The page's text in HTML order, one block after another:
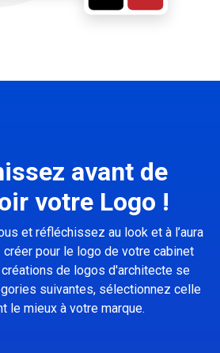
avant de
votre Logo !
et réfléchissez au look et à l’aura
pour le logo de votre cabinet
créations de logos d'architecte se
suivantes, sélectionnez celle
le mieux à votre marque.